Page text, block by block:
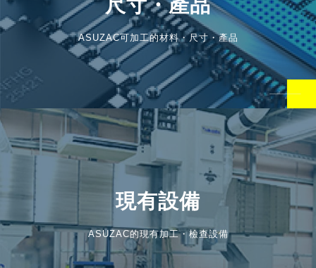
尺寸・產品
ASUZAC可加工的材料・尺寸・產品
現有設備
ASUZAC的現有加工・檢查設備